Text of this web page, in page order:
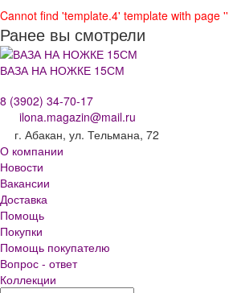
Cannot find 'template.4' template with page ''
Ранее вы смотрели
ВАЗА НА НОЖКЕ 15СМ
8 (3902) 34-70-17
ilona.magazin@mail.ru
г. Абакан, ул. Тельмана, 72
О компании
Новости
Вакансии
Доставка
Помощь
Покупки
Помощь покупателю
Вопрос - ответ
Коллекции